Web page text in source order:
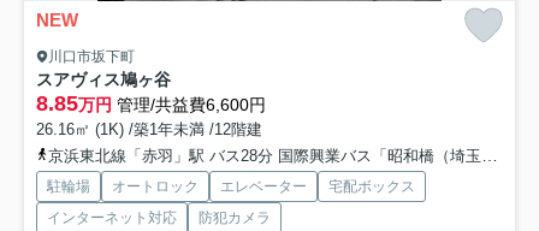
NEW
川口市坂下町
スアヴィス鳩ヶ谷
8.85万円 管理/共益費6,600円
26.16㎡ (1K) /築1年未満 /12階建
京浜東北線「赤羽」駅 バス28分 国際興業バス「昭和橋（埼玉県）」 停歩1分
駐輪場 オートロック エレベーター
宅配ボックス
インターネット対応
防犯カメラ